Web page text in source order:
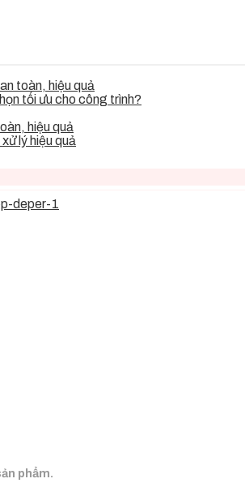
toàn, hiệu quả
tối ưu cho công trình?
hiệu quả
lý hiệu quả
phẩm.